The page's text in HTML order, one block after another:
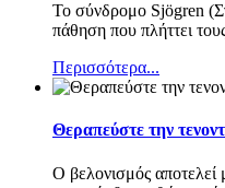
Το σύνδρομο Sjögren
πάθηση που πλήττει
Περισσότερα...
Θεραπεύστε την
Ο βελονισμός αποτελεί